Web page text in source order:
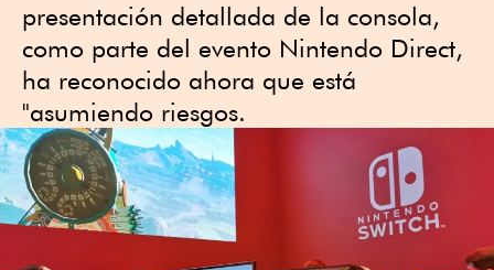
presentación detallada de la consola,
como parte del evento Nintendo Direct,
ha reconocido ahora que está
"asumiendo riesgos.